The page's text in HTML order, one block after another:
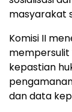
masyarakat
Komisi II
mempersulit
kepastian
dan data